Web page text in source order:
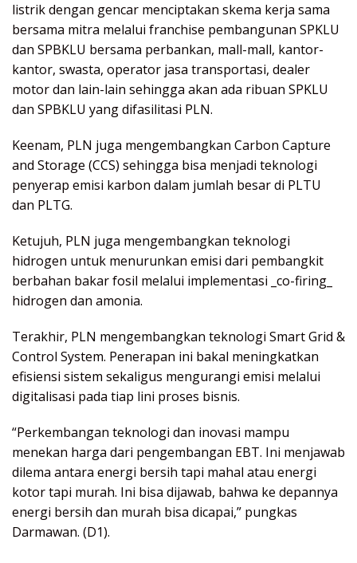
listrik dengan gencar menciptakan skema kerja sama
bersama mitra melalui franchise pembangunan SPKLU
dan SPBKLU bersama perbankan, mall-mall, kantor-
kantor, swasta, operator jasa transportasi, dealer
motor dan lain-lain sehingga akan ada ribuan SPKLU
dan SPBKLU yang difasilitasi PLN.
Keenam, PLN juga mengembangkan Carbon Capture
and Storage (CCS) sehingga bisa menjadi teknologi
penyerap emisi karbon dalam jumlah besar di PLTU
dan PLTG.
Ketujuh, PLN juga mengembangkan teknologi
hidrogen untuk menurunkan emisi dari pembangkit
berbahan bakar fosil melalui implementasi _co-firing_
hidrogen dan amonia.
Terakhir, PLN mengembangkan teknologi Smart Grid &
Control System. Penerapan ini bakal meningkatkan
efisiensi sistem sekaligus mengurangi emisi melalui
digitalisasi pada tiap lini proses bisnis.
“Perkembangan teknologi dan inovasi mampu
menekan harga dari pengembangan EBT. Ini menjawab
dilema antara energi bersih tapi mahal atau energi
kotor tapi murah. Ini bisa dijawab, bahwa ke depannya
energi bersih dan murah bisa dicapai,” pungkas
Darmawan. (D1).